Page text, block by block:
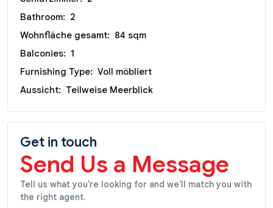
Bathroom: 2
Wohnfläche gesamt: 84 sqm
Balconies: 1
Furnishing Type: Voll möbliert
Aussicht: Teilweise Meerblick
Get in touch
Send Us a Message
Tell us what you're looking for and we'll match you with
the right agent.